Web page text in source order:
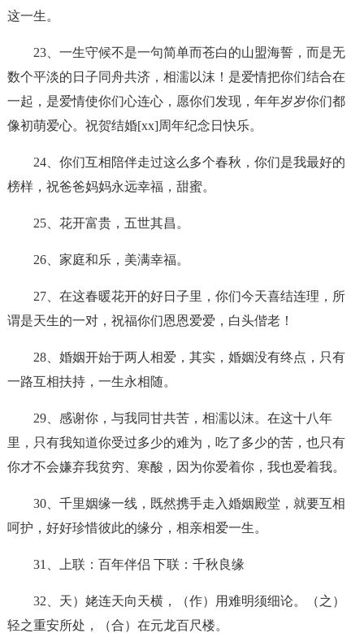
这一生。
23、一生守候不是一句简单而苍白的山盟海誓，而是无
数个平淡的日子同舟共济，相濡以沫！是爱情把你们结合在
一起，是爱情使你们心连心，愿你们发现，年年岁岁你们都
像初萌爱心。祝贺结婚[xx]周年纪念日快乐。
24、你们互相陪伴走过这么多个春秋，你们是我最好的
榜样，祝爸爸妈妈永远幸福，甜蜜。
25、花开富贵，五世其昌。
26、家庭和乐，美满幸福。
27、在这春暖花开的好日子里，你们今天喜结连理，所
谓是天生的一对，祝福你们恩恩爱爱，白头偕老！
28、婚姻开始于两人相爱，其实，婚姻没有终点，只有
一路互相扶持，一生永相随。
29、感谢你，与我同甘共苦，相濡以沫。在这十八年
里，只有我知道你受过多少的难为，吃了多少的苦，也只有
你才不会嫌弃我贫穷、寒酸，因为你爱着你，我也爱着我。
30、千里姻缘一线，既然携手走入婚姻殿堂，就要互相
呵护，好好珍惜彼此的缘分，相亲相爱一生。
31、上联：百年伴侣 下联：千秋良缘
32、天）姥连天向天横，（作）用难明须细论。（之）
轻之重安所处，（合）在元龙百尺楼。